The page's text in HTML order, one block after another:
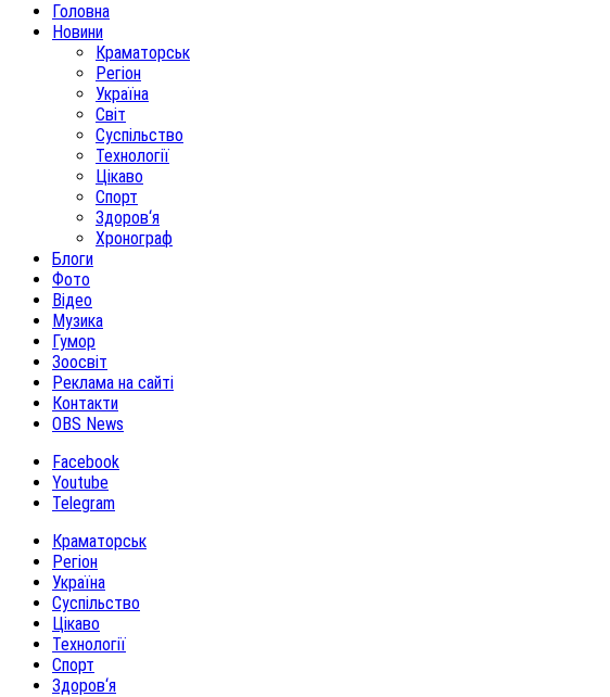
Головна
Новини
Краматорськ
Регіон
Україна
Світ
Суспільство
Технології
Цікаво
Спорт
Здоров‘я
Хронограф
Блоги
Фото
Відео
Музика
Гумор
Зоосвіт
Реклама на сайті
Контакти
OBS News
Facebook
Youtube
Telegram
Краматорськ
Регіон
Україна
Суспільство
Цікаво
Технології
Спорт
Здоров‘я